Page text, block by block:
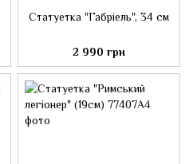
Статуетка "Габріель", 34 см
2 990 грн